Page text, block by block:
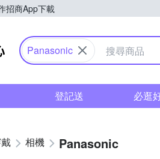
招商App下載
Yahoo購物中心
Panasonic
登記送 必逛
相機 Panasonic